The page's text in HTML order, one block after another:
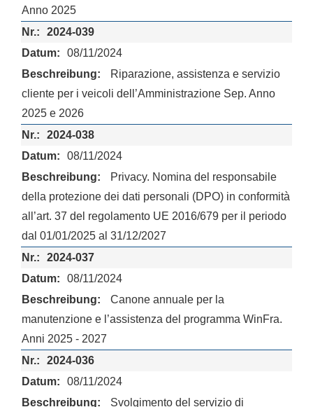
Anno 2025
2024-039
08/11/2024
Riparazione, assistenza e servizio
cliente per i veicoli dell’Amministrazione Sep. Anno
2025 e 2026
2024-038
08/11/2024
Privacy. Nomina del responsabile
della protezione dei dati personali (DPO) in conformità
all’art. 37 del regolamento UE 2016/679 per il periodo
dal 01/01/2025 al 31/12/2027
2024-037
08/11/2024
Canone annuale per la
manutenzione e l’assistenza del programma WinFra.
Anni 2025 - 2027
2024-036
08/11/2024
Svolgimento del servizio di